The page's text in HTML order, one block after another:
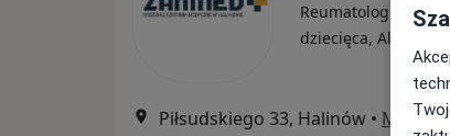
Reumatologia,
dziecięca,
Piłsudskiego 33, Halinów • Mapa